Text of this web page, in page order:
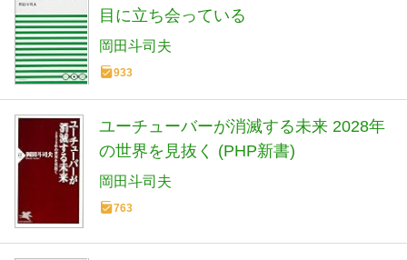
目に立ち会っている
岡田斗司夫
933
ユーチューバーが消滅する未来 2028年
の世界を見抜く (PHP新書)
岡田斗司夫
763